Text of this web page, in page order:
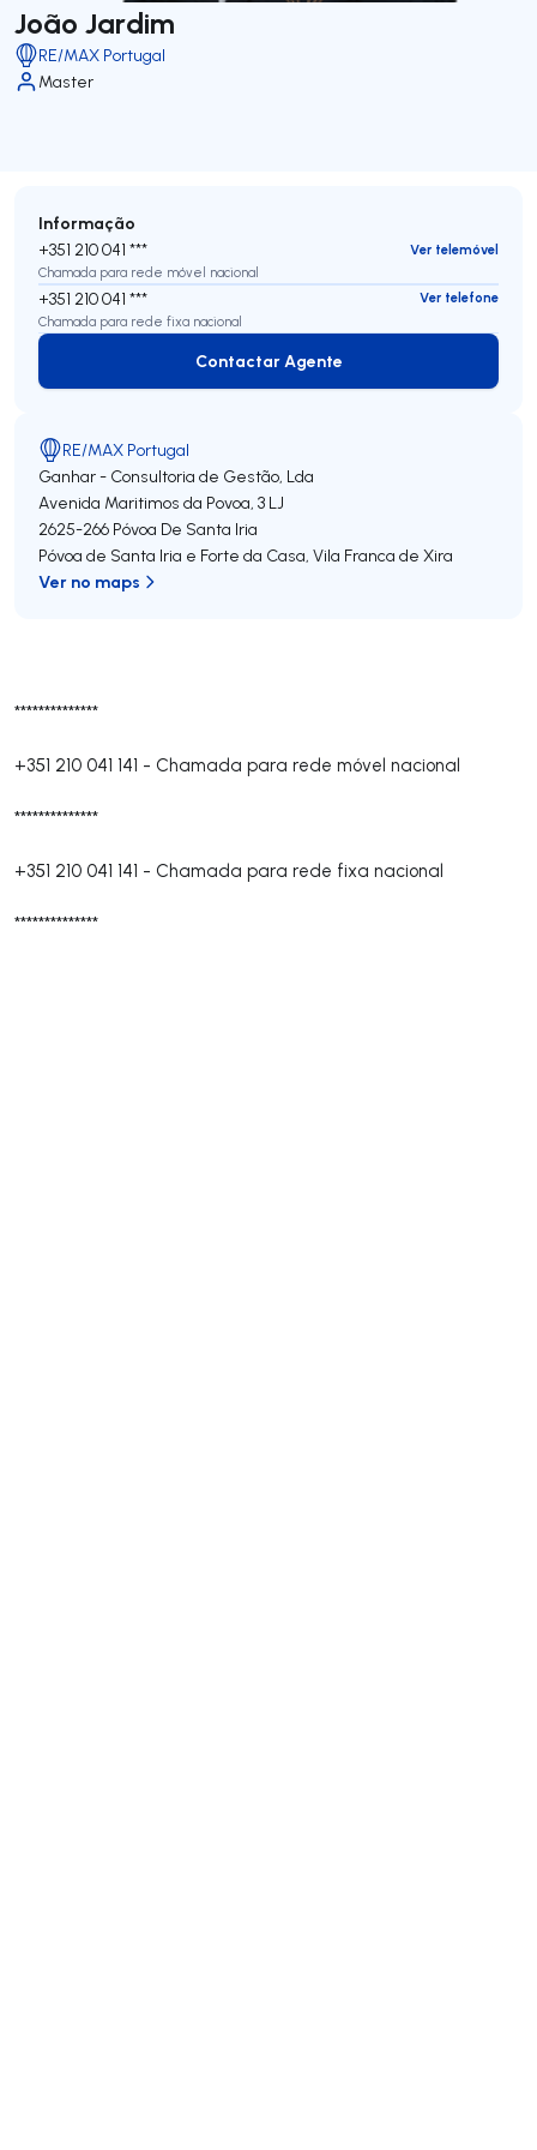
João Jardim
RE/MAX Portugal
Master
**************
+351 210 041 141 - Chamada para rede móvel nacional
**************
+351 210 041 141 - Chamada para rede fixa nacional
**************
Informação
+351 210 041 ***
Ver telemóvel
Chamada para rede móvel nacional
+351 210 041 ***
Ver telefone
Chamada para rede fixa nacional
Contactar Agente
Contactar Agente
RE/MAX Portugal
Ganhar - Consultoria de Gestão, Lda
Avenida Maritimos da Povoa, 3 LJ
2625-266 Póvoa De Santa Iria
Póvoa de Santa Iria e Forte da Casa, Vila Franca de Xira
Ver no maps